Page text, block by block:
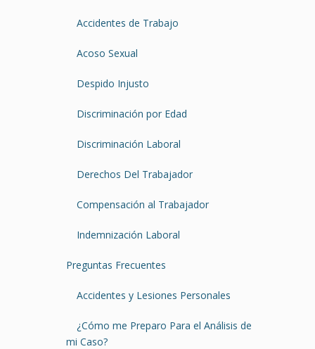
Accidentes de Trabajo
Acoso Sexual
Despido Injusto
Discriminación por Edad
Discriminación Laboral
Derechos Del Trabajador
Compensación al Trabajador
Indemnización Laboral
Preguntas Frecuentes
Accidentes y Lesiones Personales
¿Cómo me Preparo Para el Análisis de
mi Caso?